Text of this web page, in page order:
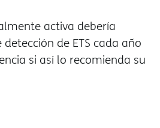
activa debería
de ETS cada año
si así lo recomienda su